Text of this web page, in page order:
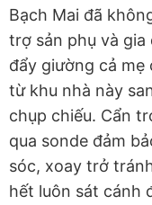
Bạch Mai đã
trợ sản phụ và
đẩy giường cả mẹ
từ khu nhà này
chụp chiếu. Cẩn
qua sonde đảm
sóc, xoay trở
hết luôn sát cánh